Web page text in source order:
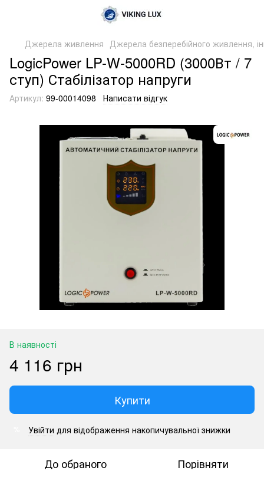
Джерела живлення Джерела безперебійного живлення,
LogicPower LP-W-5000RD (3000Вт / 7
ступ) Стабілізатор напруги
Артикул: 99-00014098 Написати відгук
В наявності
4 116 грн
Купити
Увійти для відображення накопичувальної знижки
До обраного Порівняти